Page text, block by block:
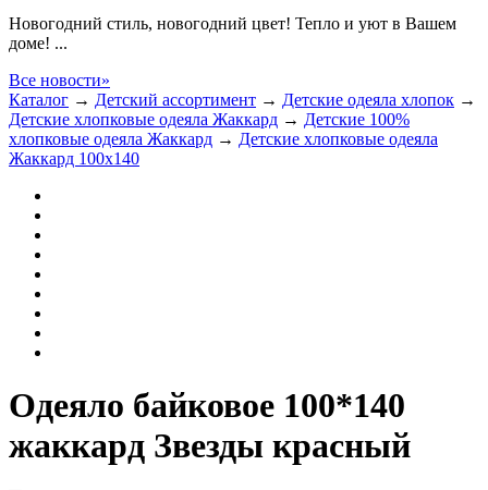
Новогодний стиль, новогодний цвет! Тепло и уют в Вашем
доме! ...
Все новости»
Каталог → Детский ассортимент → Детские одеяла хлопок →
Детские хлопковые одеяла Жаккард → Детские 100%
хлопковые одеяла Жаккард → Детские хлопковые одеяла
Жаккард 100x140
Одеяло байковое 100*140
жаккард Звезды красный